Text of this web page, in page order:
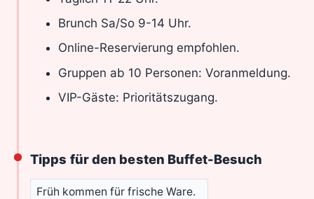
Brunch Sa/So 9-14 Uhr.
Online-Reservierung empfohlen.
Gruppen ab 10 Personen: Voranmeldung.
VIP-Gäste: Prioritätszugang.
Tipps für den besten Buffet-Besuch
Früh kommen für frische Ware.